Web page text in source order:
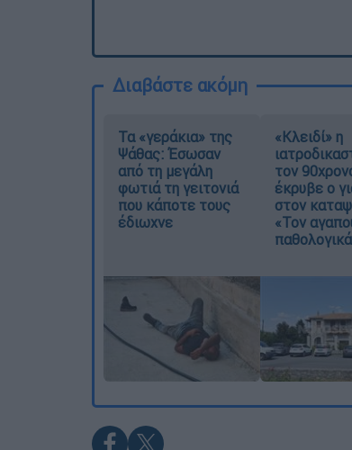
Διαβάστε ακόμη
Τα «γεράκια» της
Ψάθας: Έσωσαν
από τη μεγάλη
φωτιά τη γειτονιά
που κάποτε τους
έδιωχνε
«Κλειδί» η
τον
έκρυβε ο
στον
«Τον